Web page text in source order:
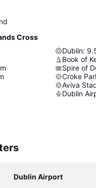
Cross
Dublin:
Book of
Spire of
Croke
Aviva
Dublin
Dublin Airport